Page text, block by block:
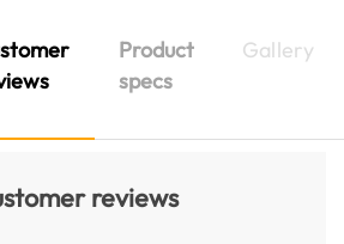
Product
specs
Gallery
reviews